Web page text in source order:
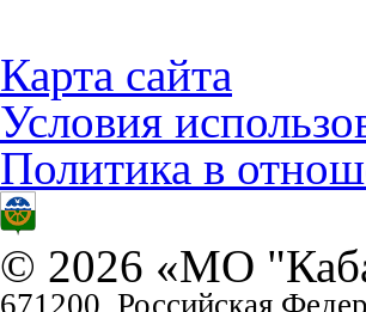
Карта сайта
Условия
Политика в
© 2026 «МО
671200, Российская